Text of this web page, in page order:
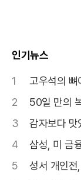
인기뉴스
1
고우석의 뼈
2
50일 만의
3
감자보다 맛
4
삼성, 미 금
5
성서 개인전